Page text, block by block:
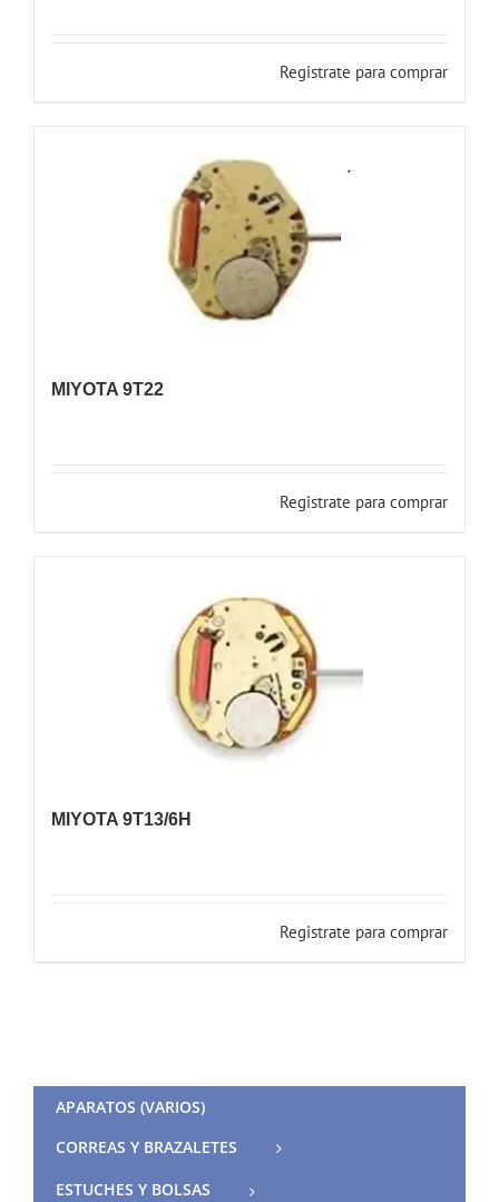
Registrate para comprar
MIYOTA 9T22
Registrate para comprar
MIYOTA 9T13/6H
Registrate para comprar
APARATOS (VARIOS)
CORREAS Y BRAZALETES
ESTUCHES Y BOLSAS